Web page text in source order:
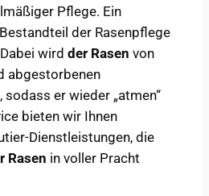
Pflege. Ein
der Rasenpflege
wird der Rasen von
abgestorbenen
er wieder „atmen“
bieten wir Ihnen
Dienstleistungen, die
Rasen in voller Pracht